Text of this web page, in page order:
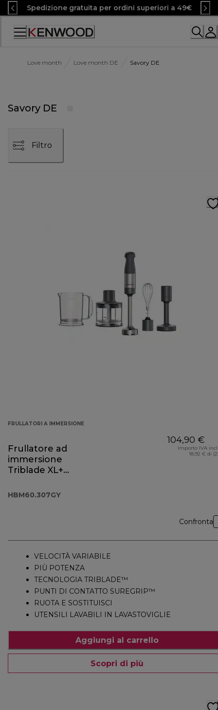
Skip
to
Content
Spedizione gratuita per ordini superiori a 49€
Accessibility
Love month Love month DE Savory DE
Savory DE
Filtro
FRULLATORI A IMMERSIONE
Frullatore ad
immersione
Triblade XL+
HBM60.307GY
104,90 €
Importo IVA
18,92 € di
Confronta
VELOCITÀ VARIABILE
PIÙ POTENZA
TECNOLOGIA TRIBLADE™
PUNTI DI CONTATTO SUREGRIP™
RUOTA E SOSTITUISCI
UTENSILI LAVABILI IN LAVASTOVIGLIE
Aggiungi al carrello
Scopri di più